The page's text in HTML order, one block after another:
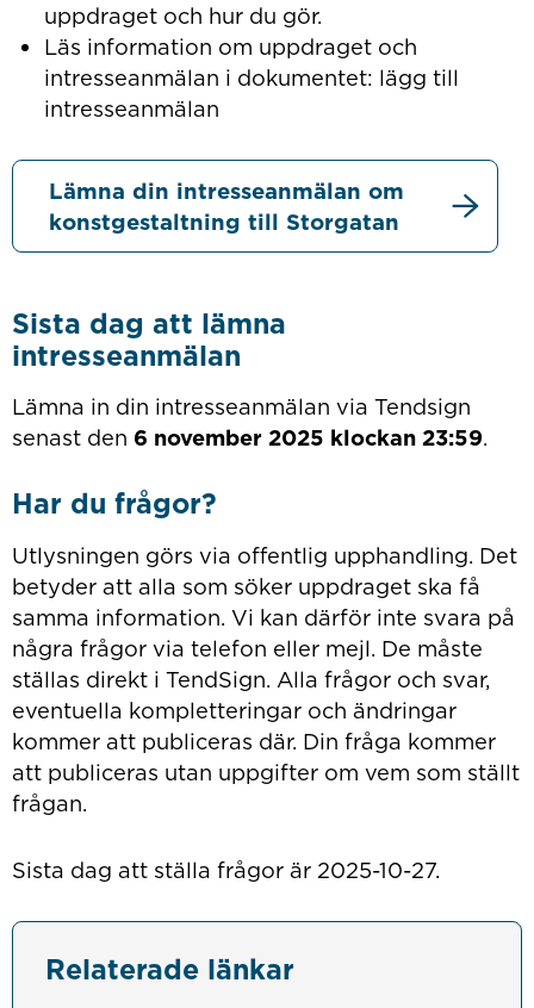
uppdraget och hur du gör.
Läs information om uppdraget och
intresseanmälan i dokumentet: lägg till
intresseanmälan
Lämna din intresseanmälan om
konstgestaltning till Storgatan
Sista dag att lämna
intresseanmälan
Lämna in din intresseanmälan via Tendsign
senast den 6 november 2025 klockan 23:59.
Har du frågor?
Utlysningen görs via offentlig upphandling. Det
betyder att alla som söker uppdraget ska få
samma information. Vi kan därför inte svara på
några frågor via telefon eller mejl. De måste
ställas direkt i TendSign. Alla frågor och svar,
eventuella kompletteringar och ändringar
kommer att publiceras där. Din fråga kommer
att publiceras utan uppgifter om vem som ställt
frågan.
Sista dag att ställa frågor är 2025-10-27.
Relaterade länkar